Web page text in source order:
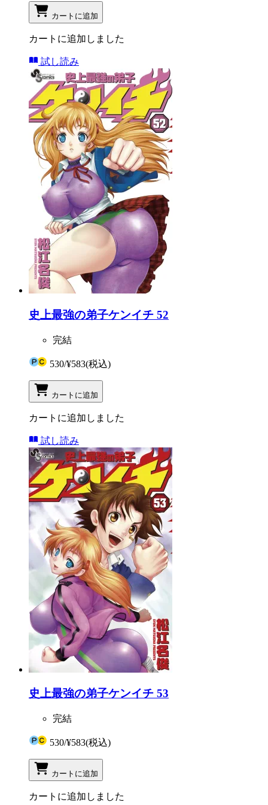
カートに追加
カートに追加しました
試し読み
史上最強の弟子ケンイチ 52
完結
530/¥583(税込)
カートに追加
カートに追加しました
試し読み
史上最強の弟子ケンイチ 53
完結
530/¥583(税込)
カートに追加
カートに追加しました